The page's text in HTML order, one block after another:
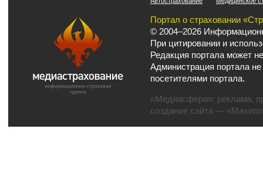
Портал о страховании
© 2004–2026
При цитировании и
Редакция портала может
Администрация портала
посетителями портала.
«Медиасфера»: реклама,
создание сайта —